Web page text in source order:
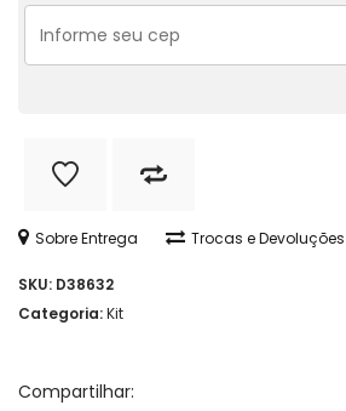
Babosa
quantidade
Sobre Entrega Trocas e Devoluções
SKU: D38632
Categoria:Kit
Compartilhar: